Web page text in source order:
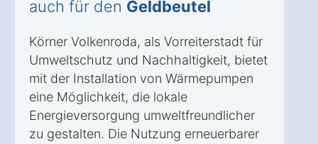
auch für den Geldbeutel
Körner Volkenroda, als Vorreiterstadt für
Umweltschutz und Nachhaltigkeit, bietet
mit der Installation von Wärmepumpen
eine Möglichkeit, die lokale
Energieversorgung umweltfreundlicher
zu gestalten. Die Nutzung erneuerbarer